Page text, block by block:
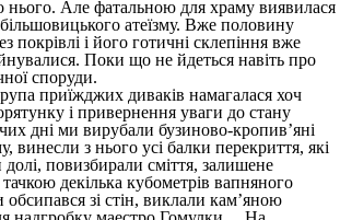
нього. Але фатальною для храму виявилася
атеїзму. Вже половину
покрівлі і його готичні склепіння вже
Поки що не йдеться навіть про
споруди.
приїжджих диваків намагалася хоч
і привернення уваги до стану
дні ми вирубали бузиново-кропив’яні
винесли з нього усі балки перекриття, які
повизбирали сміття, залишене
декілька кубометрів вапняного
зі стін, виклали кам’яною